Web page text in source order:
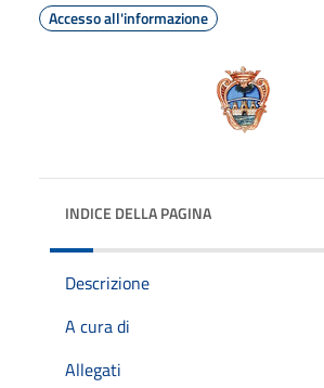
Accesso all'informazione
INDICE DELLA PAGINA
Descrizione
A cura di
Allegati